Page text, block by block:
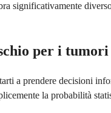
significativamente
per i
a prendere decisioni
la probabilità